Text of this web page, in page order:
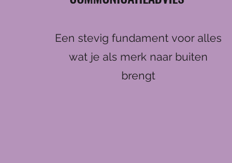
Een stevig fundament voor alles
wat je als merk naar buiten
brengt